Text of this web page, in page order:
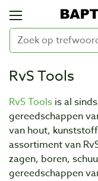
RvS Tools
RvS Tools is al
gereedschappen
van hout,
assortiment van
zagen, boren,
gereedschappen